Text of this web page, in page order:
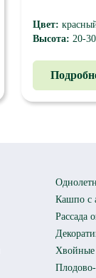
Цвет:
Высота: 20-
рынке со
Кашпо с
Рассада
Хвойные